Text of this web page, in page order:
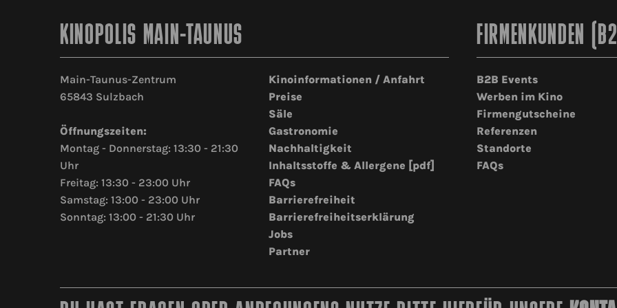
KINOPOLIS MAIN-TAUNUS
Main-Taunus-Zentrum
65843 Sulzbach
Öffnungszeiten:
Montag - Donnerstag: 13:30 - 21:30
Uhr
Freitag: 13:30 - 23:00 Uhr
Samstag: 13:00 - 23:00 Uhr
Sonntag: 13:00 - 21:30 Uhr
Kinoinformationen / Anfahrt
Preise
Säle
Gastronomie
Nachhaltigkeit
Inhaltsstoffe & Allergene [pdf]
FAQs
Barrierefreiheit
Barrierefreiheitserklärung
Jobs
Partner
FIRMENKUNDEN
B2B Events
Werben im Kino
Firmengutscheine
Referenzen
Standorte
FAQs